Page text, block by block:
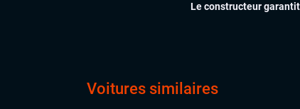
CONFORT
Le constructeur
Voitures similaires